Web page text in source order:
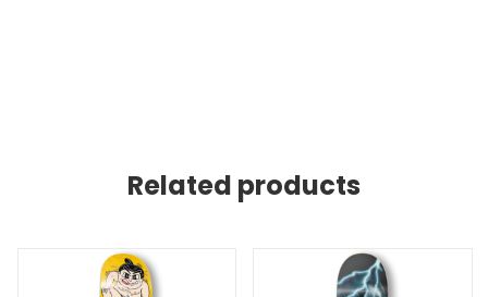
Related products